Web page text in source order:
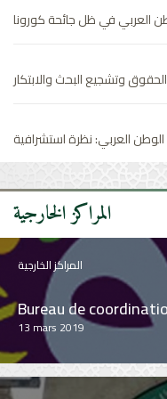
العربي في ظل جائحة كورونا
وتشجيع البحث والابتكار
الوطن العربي: نظرة استشرافية
المراكز الخارجية
Bureau de
Centre arabe pour
rédaction et la
21 février 2019
المراكز الخارجية
Institut du Caire
arabes
16 mars 2019